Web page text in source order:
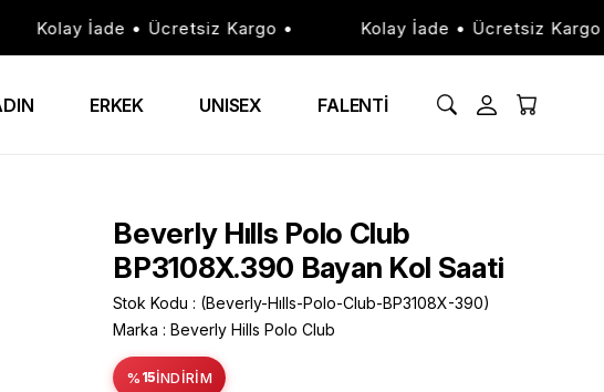
Kolay İade • Ücretsiz Kargo • Kolay İade • Ücretsiz Kargo •
ERKEK UNISEX FALENTİ
Beverly Hılls Polo Club
BP3108X.390 Bayan Kol Saati
Stok Kodu
(Beverly-Hılls-Polo-Club-BP3108X-390)
Marka : Beverly Hills Polo Club
% 15İNDIRIM